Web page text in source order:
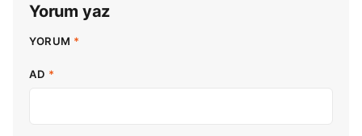
Yorum yaz
YORUM *
AD *